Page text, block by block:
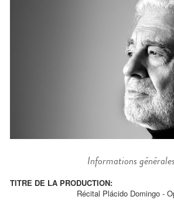
Informations générales
TITRE DE LA PRODUCTION:
Récital Plácido Domingo -